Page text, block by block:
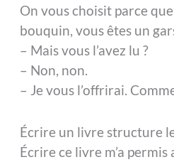
On vous choisit parce
bouquin, vous êtes un
– Mais vous l’avez lu ?
– Non, non.
– Je vous l’offrirai.
Écrire un livre structure
Écrire ce livre m’a